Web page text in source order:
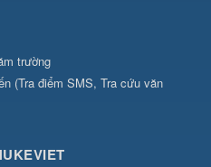
trường
(Tra điểm SMS, Tra cứu văn